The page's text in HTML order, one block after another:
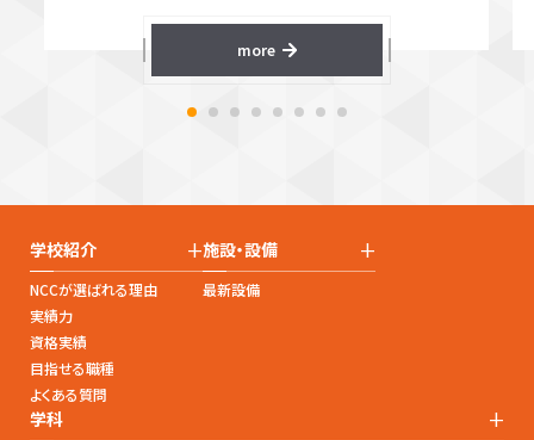
more
学校紹介 +
NCCが選ばれる理由
実績力
資格実績
目指せる職種
よくある質問
施設・設備 +
最新設備
学科 +